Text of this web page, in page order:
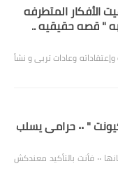
الأفكار المتطرفه
" قصه حقيقيه ..
وعادات تربى و نشأ
إحترس من وهم يسمى " كيونت " ٠٠ حرامى يسلب
بقلم : زكى عرفه ‎إذا ما كانش عندك حاجه تموت عشانها ٠٠ فأنت بالتأكيد معندكش